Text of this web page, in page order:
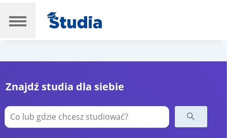
Znajdź studia dla siebie